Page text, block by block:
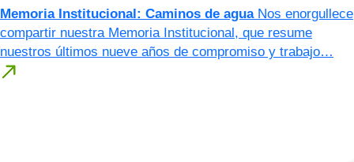
Memoria Institucional: Caminos de agua Nos enorgullece
compartir nuestra Memoria Institucional, que resume
nuestros últimos nueve años de compromiso y trabajo…